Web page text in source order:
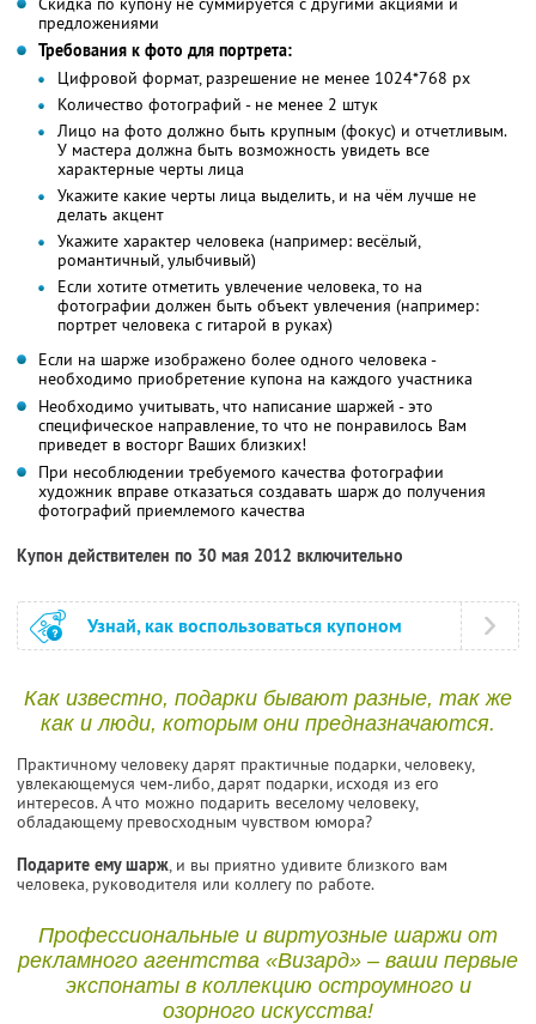
предложениями
Требования к фото для портрета:
Цифровой формат, разрешение не менее 1024*768 px
Количество фотографий - не менее 2 штук
Лицо на фото должно быть крупным (фокус) и отчетливым.
У мастера должна быть возможность увидеть все
характерные черты лица
Укажите какие черты лица выделить, и на чём лучше не
делать акцент
Укажите характер человека (например: весёлый,
романтичный, улыбчивый)
Если хотите отметить увлечение человека, то на
фотографии должен быть объект увлечения (например:
портрет человека с гитарой в руках)
Если на шарже изображено более одного человека -
необходимо приобретение купона на каждого участника
Необходимо учитывать, что написание шаржей - это
специфическое направление, то что не понравилось Вам
приведет в восторг Ваших близких!
При несоблюдении требуемого качества фотографии
художник вправе отказаться создавать шарж до получения
фотографий приемлемого качества
Купон действителен по 30 мая 2012 включительно
Узнай, как воспользоваться купоном
Как известно, подарки бывают разные, так же
как и люди, которым они предназначаются.
Практичному человеку дарят практичные подарки, человеку,
увлекающемуся чем-либо, дарят подарки, исходя из его
интересов. А что можно подарить веселому человеку,
обладающему превосходным чувством юмора?
Подарите ему шарж, и вы приятно удивите близкого вам
человека, руководителя или коллегу по работе.
Профессиональные и виртуозные шаржи от
рекламного агентства «Визард» – ваши первые
экспонаты в коллекцию остроумного и
озорного искусства!